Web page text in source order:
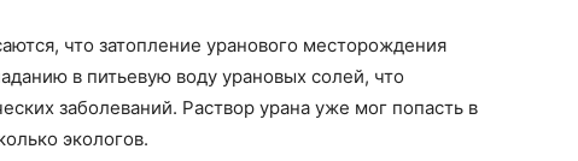
что затопление уранового месторождения
в питьевую воду урановых солей, что
заболеваний. Раствор урана уже мог попасть в
экологов.